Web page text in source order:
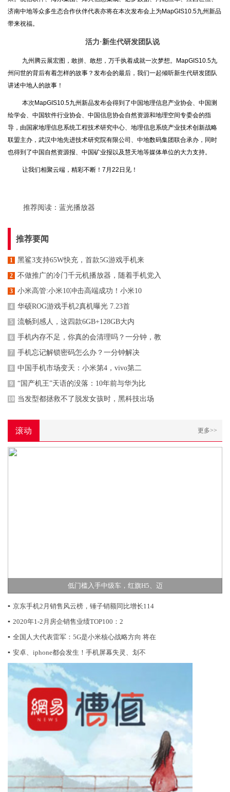
济南中地等众多生态合作伙伴代表亦将在本次发布会上为MapGIS10.5九州新品
带来祝福。
活力·新生代研发团队说
九州腾云展宏图，敢拼、敢想，万千执着成就一次梦想。MapGIS10.5九
州问世的背后有着怎样的故事？发布会的最后，我们一起倾听新生代研发团队
讲述中地人的故事！
本次MapGIS10.5九州新品发布会得到了中国地理信息产业协会、中国测
绘学会、中国软件行业协会、中国信息协会自然资源和地理空间专委会的指
导，由国家地理信息系统工程技术研究中心、地理信息系统产业技术创新战略
联盟主办，武汉中地先进技术研究院有限公司、中地数码集团联合承办，同时
也得到了中国自然资源报、中国矿业报以及慧天地等媒体单位的大力支持。
让我们相聚云端，精彩不断！7月22日见！
推荐阅读： 蓝光播放器
推荐要闻
1 黑鲨3支持65W快充，首款5G游戏手机来
2 不做推广的冷门千元机播放器，随着手机党入
3 小米高管:小米10冲击高端成功！小米10
4 华硕ROG游戏手机2真机曝光 7.23首
5 流畅到感人，这四款6GB+128GB大内
6 手机内存不足，你真的会清理吗？一分钟，教
7 手机忘记解锁密码怎么办？一分钟解决
8 中国手机市场变天：小米第4，vivo第二
9 “国产机王”天语的没落：10年前与华为比
10 当发型都拯救不了脱发女孩时，黑科技出场
滚动 更多>>
低门槛入手中级车，红旗H5、迈
▪ 京东手机2月销售风云榜，锤子销额同比增长114
▪ 2020年1-2月房企销售业绩TOP100：2
▪ 全国人大代表雷军：5G是小米核心战略方向 将在
▪ 安卓、iphone都会发生！手机屏幕失灵、划不